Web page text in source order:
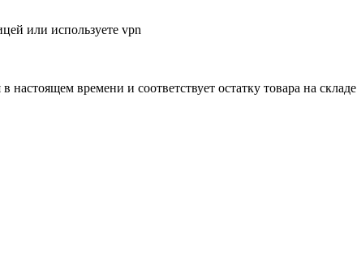
или используете vpn
настоящем времени и соответствует остатку товара на складе